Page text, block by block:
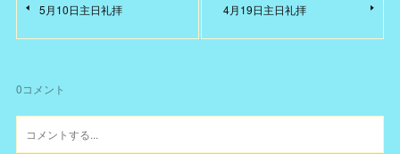
5月10日主日礼拝 4月19日主日礼拝
0コメント